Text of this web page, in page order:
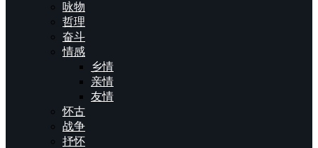
咏物
哲理
奋斗
情感
乡情
亲情
友情
怀古
战争
抒怀